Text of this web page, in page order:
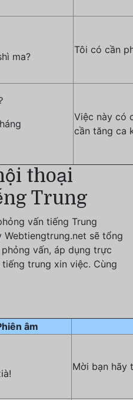
ma?
Tôi có cần
Việc này có
cần tăng ca
thoại
Trung
vấn tiếng Trung
sẽ tổng
vấn, áp dụng trực
trung xin việc. Cùng
âm
Mời bạn hãy